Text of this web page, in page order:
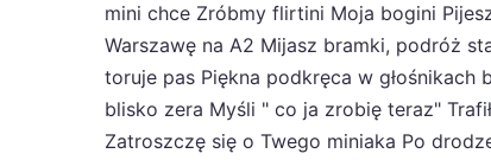
mini chce Zróbmy flirtini Moja bogini
Warszawę na A2 Mijasz bramki, podróż
toruje pas Piękna podkręca w
blisko zera Myśli " co ja zrobię teraz"
Zatroszczę się o Twego miniaka Po